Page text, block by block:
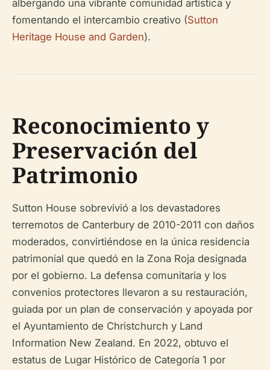
albergando una vibrante comunidad artística y
fomentando el intercambio creativo (Sutton
Heritage House and Garden).
Reconocimiento y
Preservación del
Patrimonio
Sutton House sobrevivió a los devastadores
terremotos de Canterbury de 2010-2011 con daños
moderados, convirtiéndose en la única residencia
patrimonial que quedó en la Zona Roja designada
por el gobierno. La defensa comunitaria y los
convenios protectores llevaron a su restauración,
guiada por un plan de conservación y apoyada por
el Ayuntamiento de Christchurch y Land
Information New Zealand. En 2022, obtuvo el
estatus de Lugar Histórico de Categoría 1 por